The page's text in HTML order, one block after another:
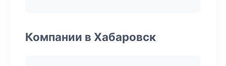
Компании в Хабаровск